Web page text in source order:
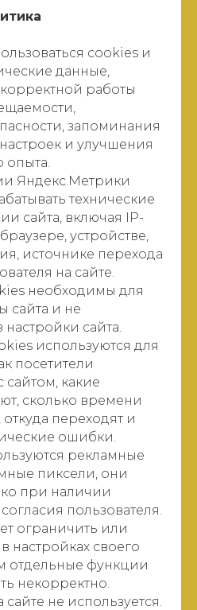
cookies и
данные,
работы
запоминания
и улучшения
опыта.
Яндекс.Метрики
технические
сайта, включая IP-
устройстве,
источнике перехода
на сайте.
необходимы для
сайта и не
сайта.
используются для
посетители
сайтом, какие
сколько времени
переходят и
ошибки.
рекламные
пиксели, они
при наличии
пользователя.
ограничить или
настройках своего
отдельные функции
некорректно.
не используется.